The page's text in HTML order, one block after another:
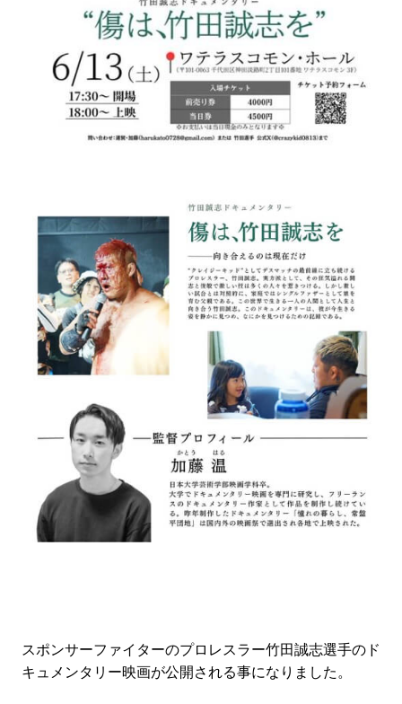
スポンサーファイターのプロレスラー竹田誠志選手のド
キュメンタリー映画が公開される事になりました。